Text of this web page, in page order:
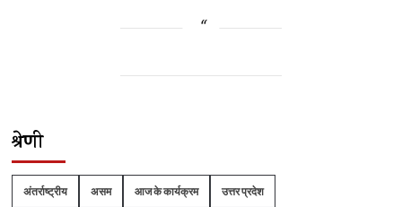
श्रेणी
अंतर्राष्ट्रीय असम आज के कार्यक्रम उत्तर प्रदेश